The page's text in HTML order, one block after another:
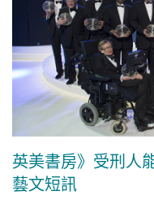
英美書房》受刑人
藝文短訊